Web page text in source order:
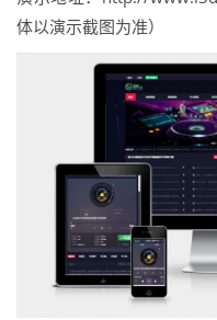
体以演示截图为准）